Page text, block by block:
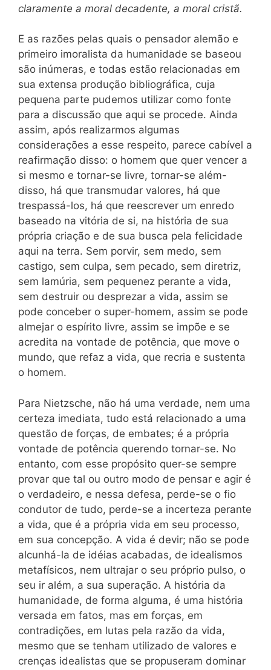
claramente a moral decadente, a moral cristã.
E as razões pelas quais o pensador alemão e
primeiro imoralista da humanidade se baseou
são inúmeras, e todas estão relacionadas em
sua extensa produção bibliográfica, cuja
pequena parte pudemos utilizar como fonte
para a discussão que aqui se procede. Ainda
assim, após realizarmos algumas
considerações a esse respeito, parece cabível a
reafirmação disso: o homem que quer vencer a
si mesmo e tornar-se livre, tornar-se além-
disso, há que transmudar valores, há que
trespassá-los, há que reescrever um enredo
baseado na vitória de si, na história de sua
própria criação e de sua busca pela felicidade
aqui na terra. Sem porvir, sem medo, sem
castigo, sem culpa, sem pecado, sem diretriz,
sem lamúria, sem pequenez perante a vida,
sem destruir ou desprezar a vida, assim se
pode conceber o super-homem, assim se pode
almejar o espírito livre, assim se impõe e se
acredita na vontade de potência, que move o
mundo, que refaz a vida, que recria e sustenta
o homem.
Para Nietzsche, não há uma verdade, nem uma
certeza imediata, tudo está relacionado a uma
questão de forças, de embates; é a própria
vontade de potência querendo tornar-se. No
entanto, com esse propósito quer-se sempre
provar que tal ou outro modo de pensar e agir é
o verdadeiro, e nessa defesa, perde-se o fio
condutor de tudo, perde-se a incerteza perante
a vida, que é a própria vida em seu processo,
em sua concepção. A vida é devir; não se pode
alcunhá-la de idéias acabadas, de idealismos
metafísicos, nem ultrajar o seu próprio pulso, o
seu ir além, a sua superação. A história da
humanidade, de forma alguma, é uma história
versada em fatos, mas em forças, em
contradições, em lutas pela razão da vida,
mesmo que se tenham utilizado de valores e
crenças idealistas que se propuseram dominar